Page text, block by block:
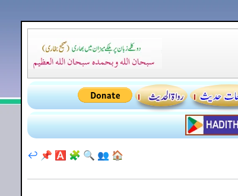
🏠
👥
🔍
🧩
🅰️
📌
↩️